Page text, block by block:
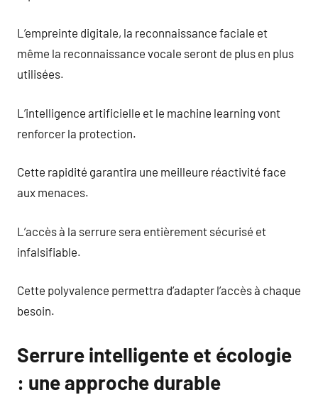
L’empreinte digitale, la reconnaissance faciale et
même la reconnaissance vocale seront de plus en plus
utilisées.
L’intelligence artificielle et le machine learning vont
renforcer la protection.
Cette rapidité garantira une meilleure réactivité face
aux menaces.
L’accès à la serrure sera entièrement sécurisé et
infalsifiable.
Cette polyvalence permettra d’adapter l’accès à chaque
besoin.
Serrure intelligente et écologie
: une approche durable